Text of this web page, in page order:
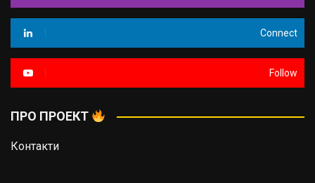
Connect
Follow
ПРО ПРОЕКТ
Контакти